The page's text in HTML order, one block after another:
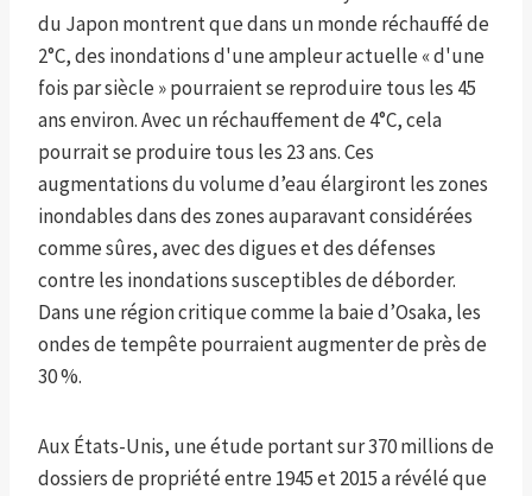
du Japon montrent que dans un monde réchauffé de
2°C, des inondations d'une ampleur actuelle « d'une
fois par siècle » pourraient se reproduire tous les 45
ans environ. Avec un réchauffement de 4°C, cela
pourrait se produire tous les 23 ans. Ces
augmentations du volume d’eau élargiront les zones
inondables dans des zones auparavant considérées
comme sûres, avec des digues et des défenses
contre les inondations susceptibles de déborder.
Dans une région critique comme la baie d’Osaka, les
ondes de tempête pourraient augmenter de près de
30 %.
Aux États-Unis, une étude portant sur 370 millions de
dossiers de propriété entre 1945 et 2015 a révélé que